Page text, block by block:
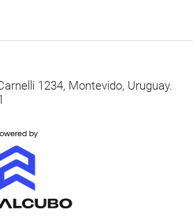
1234, Montevido, Uruguay.